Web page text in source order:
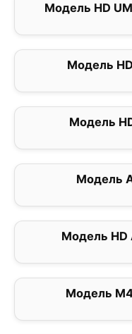
Модель HD
Модель
Модель
Модель
Модель HD
Модель